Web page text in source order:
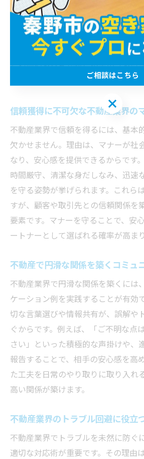
とで、最適な提案や信頼構築に直結
ば、売却や購入の希望条件、生活ス
細かな点までヒアリングすることで
アドバイスが可能となります。聞き
ちや要約を交えながら相手の話を引
的に関係性を深めます。
信頼獲得に不可欠な不動産業界の
不動産業界で信頼を得るには、基本
欠かせません。理由は、マナーが社
なり、安心感を提供できるからです
時間厳守、清潔な身だしなみ、迅速
を守る姿勢が挙げられます。これら
すが、顧客や取引先との信頼関係を
要素です。マナーを守ることで、安
ートナーとして選ばれる確率が高まり
不動産で円滑な関係を築くコミュ
不動産業界で円滑な関係を築くには
ケーション例を実践することが有効
切な言葉選びや情報共有が、誤解や
ぐからです。例えば、「ご不明な点
さい」といった積極的な声掛けや、
報告することで、相手の安心感を高
た工夫を日常のやり取りに取り入れ
高い関係が築けます。
不動産業界のトラブル回避に役立
不動産業界でトラブルを未然に防ぐ
適切な対応術が重要です。その理由
ご相談はこちら
ご相談はこちら